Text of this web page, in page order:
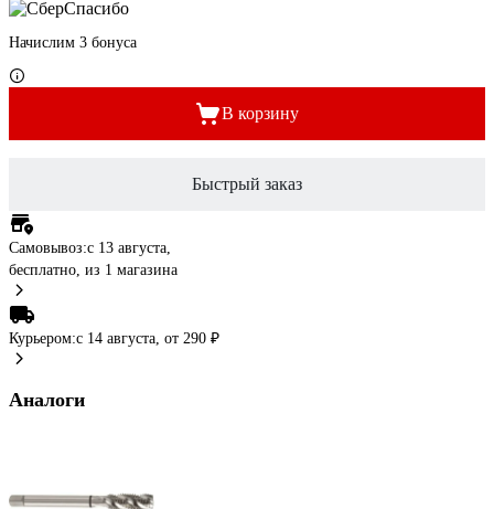
Начислим 3 бонуса
В корзину
Быстрый заказ
Самовывоз:c 13 августа,
бесплатно, из 1 магазина
Курьером:c 14 августа, от 290 ₽
Аналоги